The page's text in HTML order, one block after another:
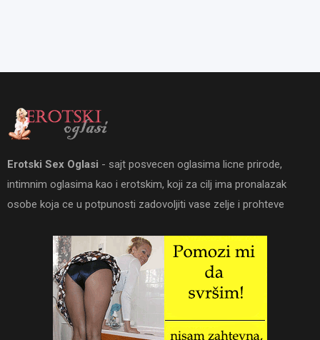
Erotski Sex Oglasi - sajt posvecen oglasima licne prirode,
intimnim oglasima kao i erotskim, koji za cilj ima pronalazak
osobe koja ce u potpunosti zadovoljiti vase zelje i prohteve